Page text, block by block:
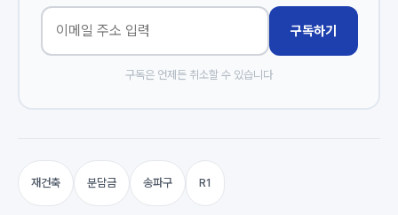
구독하기
구독은 언제든 취소할 수 있습니다
재건축 분담금 송파구 R1